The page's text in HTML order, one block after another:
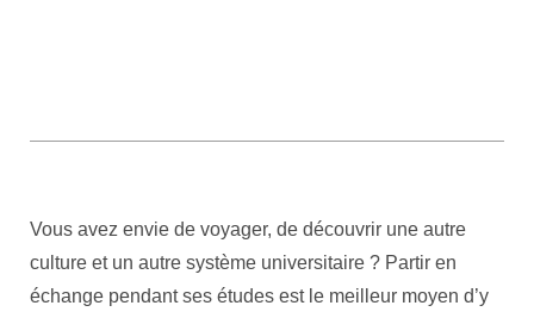
Vous avez envie de voyager, de découvrir une autre
culture et un autre système universitaire ? Partir en
échange pendant ses études est le meilleur moyen d’y